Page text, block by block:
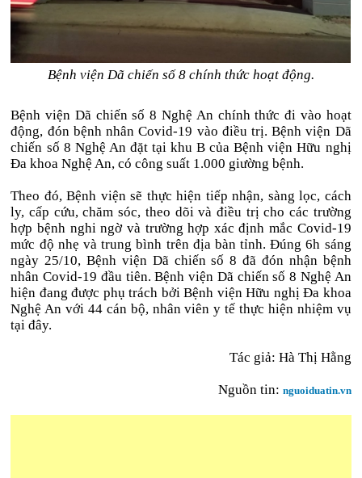
Bệnh viện Dã chiến số 8 chính thức hoạt động.
Bệnh viện Dã chiến số 8 Nghệ An chính thức đi vào hoạt
động, đón bệnh nhân Covid-19 vào điều trị. Bệnh viện Dã
chiến số 8 Nghệ An đặt tại khu B của Bệnh viện Hữu nghị
Đa khoa Nghệ An, có công suất 1.000 giường bệnh.
Theo đó, Bệnh viện sẽ thực hiện tiếp nhận, sàng lọc, cách
ly, cấp cứu, chăm sóc, theo dõi và điều trị cho các trường
hợp bệnh nghi ngờ và trường hợp xác định mắc Covid-19
mức độ nhẹ và trung bình trên địa bàn tỉnh. Đúng 6h sáng
ngày 25/10, Bệnh viện Dã chiến số 8 đã đón nhận bệnh
nhân Covid-19 đầu tiên. Bệnh viện Dã chiến số 8 Nghệ An
hiện đang được phụ trách bởi Bệnh viện Hữu nghị Đa khoa
Nghệ An với 44 cán bộ, nhân viên y tế thực hiện nhiệm vụ
tại đây.
Tác giả: Hà Thị Hằng
Nguồn tin: nguoiduatin.vn